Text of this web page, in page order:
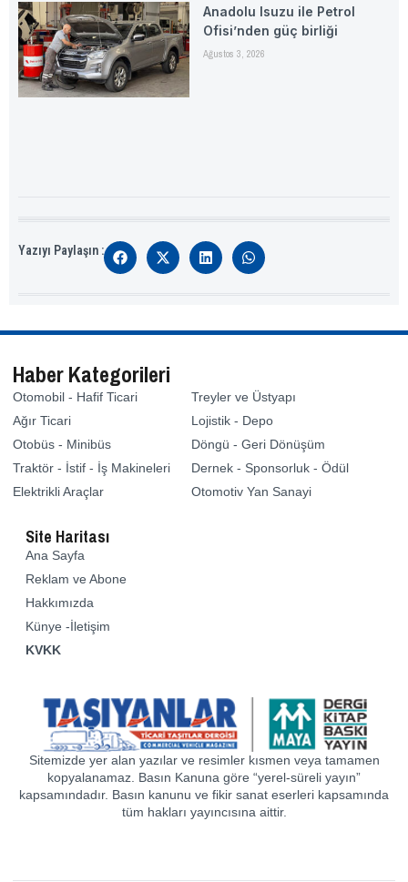
Anadolu Isuzu ile Petrol
Ofisi’nden güç birliği
Ağustos 3, 2026
Yazıyı Paylaşın :
Haber Kategorileri
Otomobil - Hafif Ticari
Ağır Ticari
Otobüs - Minibüs
Traktör - İstif - İş Makineleri
Elektrikli Araçlar
Treyler ve Üstyapı
Lojistik - Depo
Döngü - Geri Dönüşüm
Dernek - Sponsorluk - Ödül
Otomotiv Yan Sanayi
Site Haritası
Ana Sayfa
Reklam ve Abone
Hakkımızda
Künye -İletişim
KVKK
Sitemizde yer alan yazılar ve resimler kısmen veya tamamen
kopyalanamaz. Basın Kanuna göre “yerel-süreli yayın”
kapsamındadır. Basın kanunu ve fikir sanat eserleri kapsamında
tüm hakları yayıncısına aittir.